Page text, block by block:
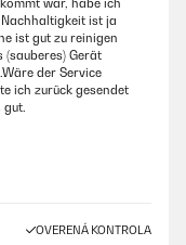
war, habe ich
ist ja
ist gut zu reinigen
(sauberes) Gerät
der Service
ich zurück gesendet
gut.
OVERENÁ KONTROLA